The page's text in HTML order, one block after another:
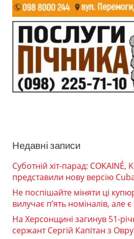
Недавні записи
Суботній хіт-парад: COKAINÉ,
представили нову версію
Не поспішайте міняти ці
вилучає п’ять номіналів, але
На Херсонщині загинув 51-
сержант Сергій Капітан з